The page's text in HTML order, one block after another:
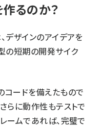
るのか？
デザインのアイデアを
の短期の開発サイク
コードを備えたもので
らに動作性もテストで
ームであれば、完璧で